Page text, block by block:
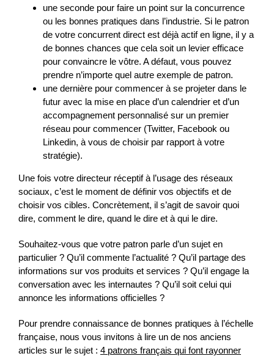
une seconde pour faire un point sur la concurrence
ou les bonnes pratiques dans l’industrie. Si le patron
de votre concurrent direct est déjà actif en ligne, il y a
de bonnes chances que cela soit un levier efficace
pour convaincre le vôtre. A défaut, vous pouvez
prendre n’importe quel autre exemple de patron.
une dernière pour commencer à se projeter dans le
futur avec la mise en place d’un calendrier et d’un
accompagnement personnalisé sur un premier
réseau pour commencer (Twitter, Facebook ou
Linkedin, à vous de choisir par rapport à votre
stratégie).
Une fois votre directeur réceptif à l’usage des réseaux
sociaux, c’est le moment de définir vos objectifs et de
choisir vos cibles. Concrètement, il s’agit de savoir quoi
dire, comment le dire, quand le dire et à qui le dire.
Souhaitez-vous que votre patron parle d’un sujet en
particulier ? Qu’il commente l’actualité ? Qu’il partage des
informations sur vos produits et services ? Qu’il engage la
conversation avec les internautes ? Qu’il soit celui qui
annonce les informations officielles ?
Pour prendre connaissance de bonnes pratiques à l’échelle
française, nous vous invitons à lire un de nos anciens
articles sur le sujet : 4 patrons français qui font rayonner